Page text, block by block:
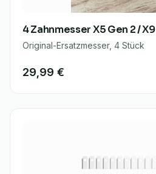
4 Zahnmesser X5 Gen 2 / X9
Original-Ersatzmesser, 4 Stück
29,99 €